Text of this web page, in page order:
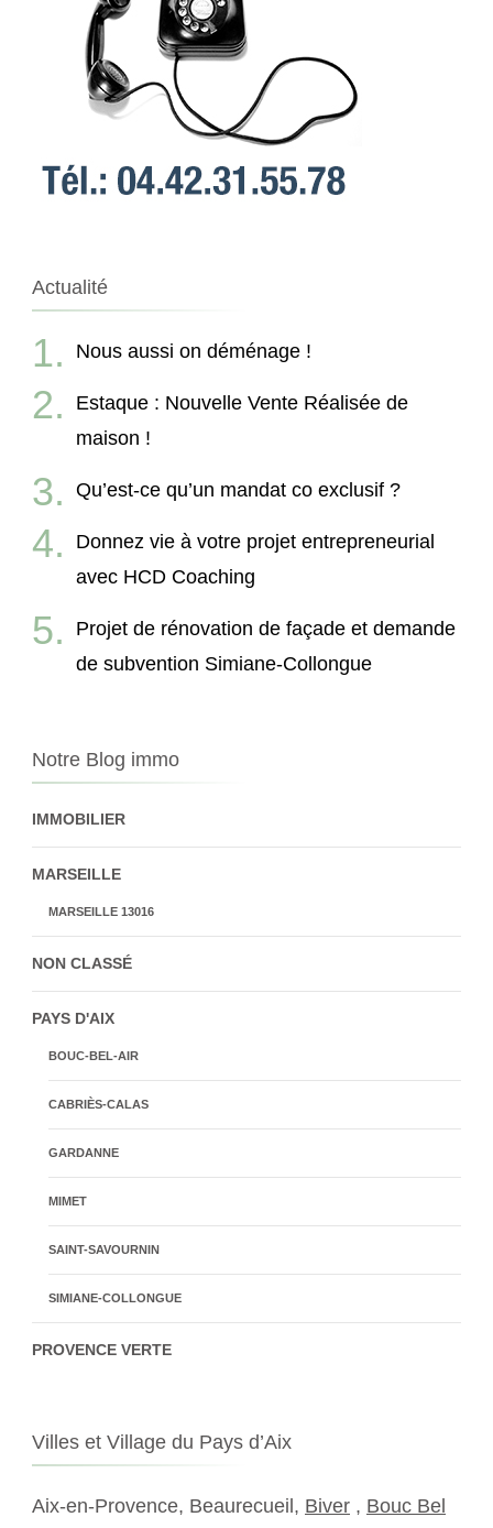
Actualité
Nous aussi on déménage !
Estaque : Nouvelle Vente Réalisée de
maison !
Qu’est-ce qu’un mandat co exclusif ?
Donnez vie à votre projet entrepreneurial
avec HCD Coaching
Projet de rénovation de façade et demande
de subvention Simiane-Collongue
Notre Blog immo
IMMOBILIER
MARSEILLE
MARSEILLE 13016
NON CLASSÉ
PAYS D'AIX
BOUC-BEL-AIR
CABRIÈS-CALAS
GARDANNE
MIMET
SAINT-SAVOURNIN
SIMIANE-COLLONGUE
PROVENCE VERTE
Villes et Village du Pays d’Aix
Aix-en-Provence, Beaurecueil, Biver , Bouc Bel